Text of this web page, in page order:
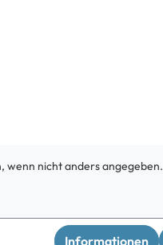
wenn nicht anders angegeben.
Informationen